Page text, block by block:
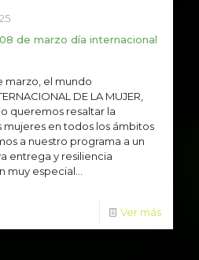
de marzo día internacional
marzo, el mundo
DE LA MUJER,
queremos resaltar la
mujeres en todos los ámbitos
a nuestro programa a un
entrega y resiliencia
muy especial...
Ver más